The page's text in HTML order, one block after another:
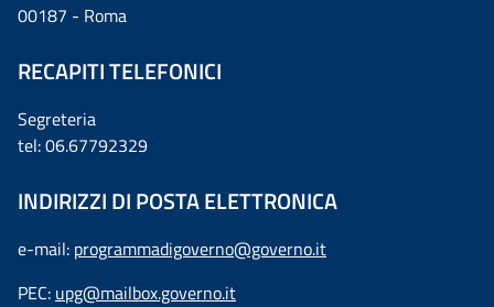
00187 - Roma
RECAPITI TELEFONICI
Segreteria
tel: 06.67792329
INDIRIZZI DI POSTA ELETTRONICA
e-mail: programmadigoverno@governo.it
PEC: upg@mailbox.governo.it